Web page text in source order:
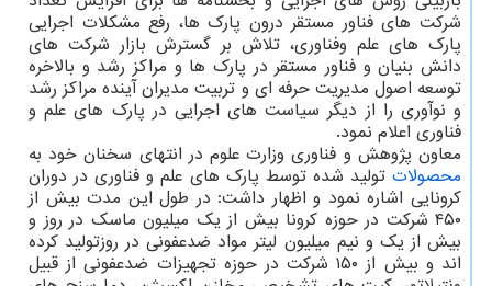
شرکت های فناور مستقر درون پارک ها، رفع مشکلات اجرایی
پارک های علم وفناوری، تلاش بر گسترش بازار شرکت های
دانش بنیان و فناور مستقر در پارک ها و مراکز رشد و بالاخره
توسعه اصول مدیریت حرفه ای و تربیت مدیران آینده مراکز رشد
و نوآوری را از دیگر سیاست های اجرایی در پارک های علم و
فناوری اعلام نمود.
معاون پژوهش و فناوری وزارت علوم در انتهای سخنان خود به
محصولات تولید شده توسط پارک های علم و فناوری در دوران
کرونایی اشاره نمود و اظهار داشت: در طول این مدت بیش از
۴۵۰ شرکت در حوزه کرونا بیش از یک میلیون ماسک در روز و
بیش از یک و نیم میلیون لیتر مواد ضدعفونی در روزتولید کرده
اند و بیش از ۱۵۰ شرکت در حوزه تجهیزات ضدعفونی از قبیل